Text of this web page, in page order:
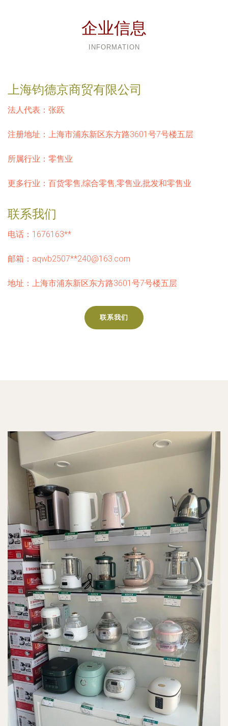
企业信息
INFORMATION
上海钧德京商贸有限公司
法人代表： 张跃
注册地址： 上海市浦东新区东方路3601号7号楼五层
所属行业： 零售业
更多行业： 百货零售,综合零售,零售业,批发和零售业
联系我们
电话：1676163**
邮箱：aqwb2507**240@163.com
地址：上海市浦东新区东方路3601号7号楼五层
联系我们